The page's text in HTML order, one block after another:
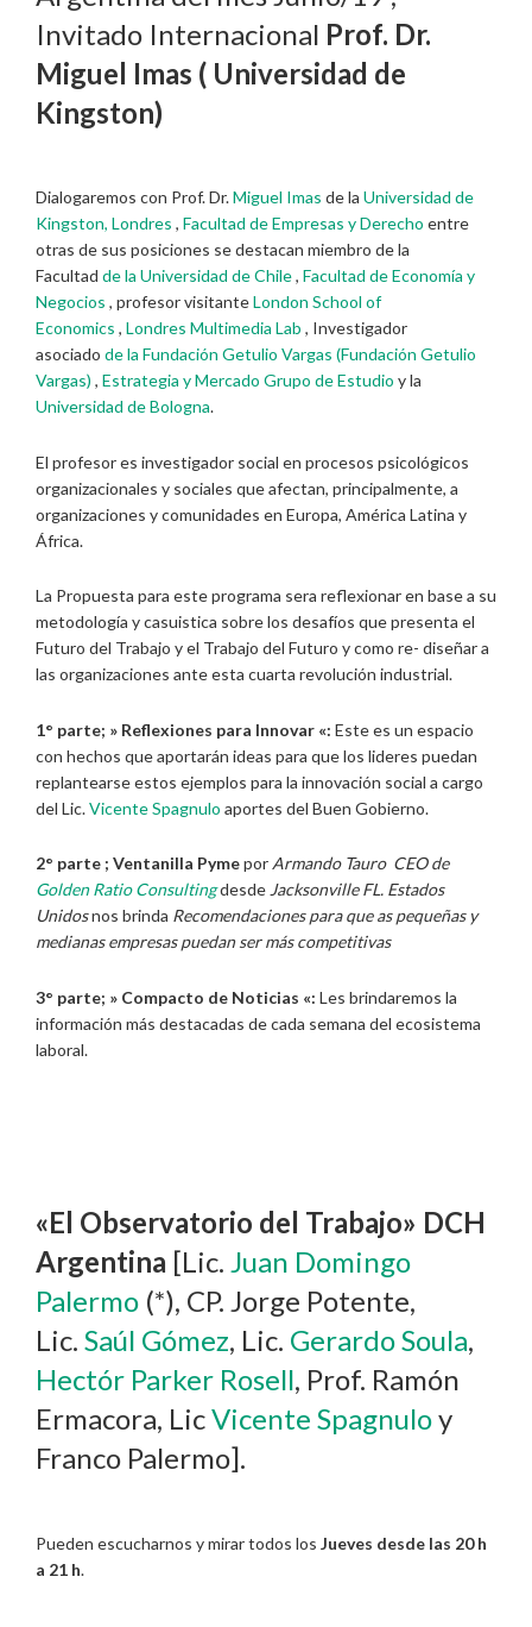
Invitado Internacional Prof. Dr.
Miguel Imas ( Universidad de
Kingston)
Dialogaremos con Prof. Dr.Miguel Imas de la Universidad de
Kingston, Londres , Facultad de Empresas y Derecho entre
otras de sus posiciones se destacan miembro de la
Facultad de la Universidad de Chile, Facultad de Economía y
Negocios , profesor visitanteLondon School of
Economics , Londres Multimedia Lab , Investigador
asociado de la Fundación Getulio Vargas (Fundación Getulio
Vargas) , Estrategia y Mercado Grupo de Estudio y la
Universidad de Bologna.
El profesor es investigador social en procesos psicológicos
organizacionales y sociales que afectan, principalmente, a
organizaciones y comunidades en Europa, América Latina y
África.
La Propuesta para este programa sera reflexionar en base a su
metodología y casuistica sobre los desafíos que presenta el
Futuro del Trabajo y el Trabajo del Futuro y como re- diseñar a
las organizaciones ante esta cuarta revolución industrial.
1° parte; » Reflexiones para Innovar «: Este es un espacio
con hechos que aportarán ideas para que los lideres puedan
replantearse estos ejemplos para la innovación social a cargo
del Lic.Vicente Spagnulo aportes del Buen Gobierno.
2° parte ; Ventanilla Pymepor Armando Tauro CEO de
Golden Ratio Consultingdesde Jacksonville FL. Estados
Unidosnos brinda Recomendaciones para que as pequeñas y
medianas empresas puedan ser máscompetitivas
3° parte; » Compacto de Noticias «: Les brindaremos la
información más destacadas de cada semana del ecosistema
laboral.
«El Observatorio del Trabajo» DCH
Argentina [Lic. Juan Domingo
Palermo (*), CP. Jorge Potente,
Lic. Saúl Gómez, Lic. Gerardo Soula,
Hectór Parker Rosell, Prof. Ramón
Ermacora, LicVicente Spagnuloy
Franco Palermo].
Pueden escucharnos y mirar todos los Jueves desde las 20 h
a 21 h.